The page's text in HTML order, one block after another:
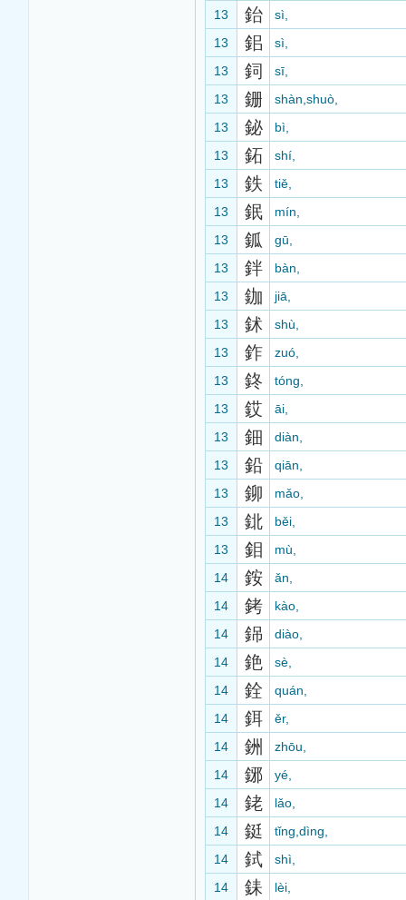
13
鈶
sì,
13
鈻
sì,
13
鉰
sī,
13
銏
shàn,shuò,
13
鉍
bì,
13
鉐
shí,
13
鉄
tiě,
13
鈱
mín,
13
鈲
gū,
13
鉡
bàn,
13
鉫
jiā,
13
鉥
shù,
13
鈼
zuó,
13
鉖
tóng,
13
銰
āi,
13
鈿
diàn,
13
鉛
qiān,
13
鉚
mǎo,
13
鉳
běi,
13
鉬
mù,
14
銨
ǎn,
14
銬
kào,
14
銱
diào,
14
銫
sè,
14
銓
quán,
14
鉺
ěr,
14
銂
zhōu,
14
鋣
yé,
14
銠
lǎo,
14
鋌
tǐng,dìng,
14
鉽
shì,
14
銇
lèi,